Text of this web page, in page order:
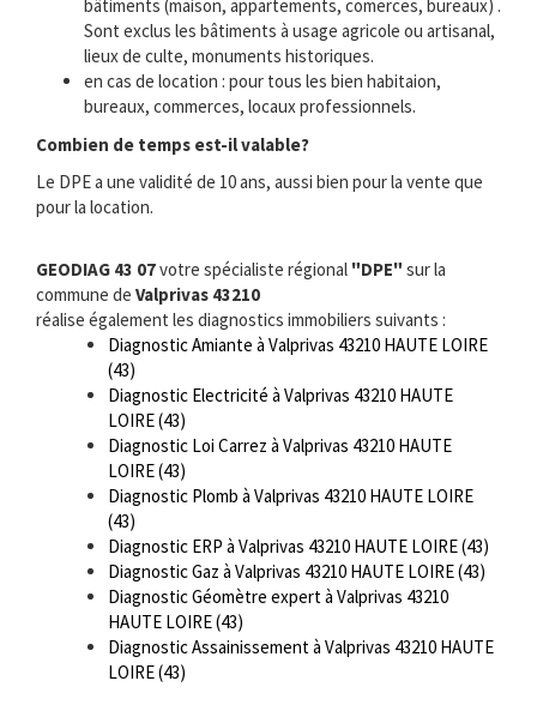
bâtiments (maison, appartements, comerces, bureaux) .
Sont exclus les bâtiments à usage agricole ou artisanal,
lieux de culte, monuments historiques.
en cas de location : pour tous les bien habitaion,
bureaux, commerces, locaux professionnels.
Combien de temps est-il valable?
Le DPE a une validité de 10 ans, aussi bien pour la vente que
pour la location.
GEODIAG 43 07votre spécialiste régional "DPE" sur la
commune de Valprivas 43210
réalise également les diagnostics immobiliers suivants :
Diagnostic Amiante à Valprivas 43210 HAUTE LOIRE
(43)
Diagnostic Electricité à Valprivas 43210 HAUTE
LOIRE (43)
Diagnostic Loi Carrez à Valprivas 43210 HAUTE
LOIRE (43)
Diagnostic Plomb à Valprivas 43210 HAUTE LOIRE
(43)
Diagnostic ERP à Valprivas 43210 HAUTE LOIRE (43)
Diagnostic Gaz à Valprivas 43210 HAUTE LOIRE (43)
Diagnostic Géomètre expert à Valprivas 43210
HAUTE LOIRE (43)
Diagnostic Assainissement à Valprivas 43210 HAUTE
LOIRE (43)